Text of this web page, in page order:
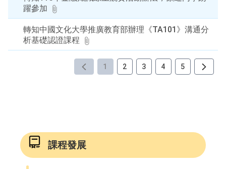
躍參加
轉知中國文化大學推廣教育部辦理《TA101》溝通分
析基礎認證課程
1 2 3 4 5
課程發展